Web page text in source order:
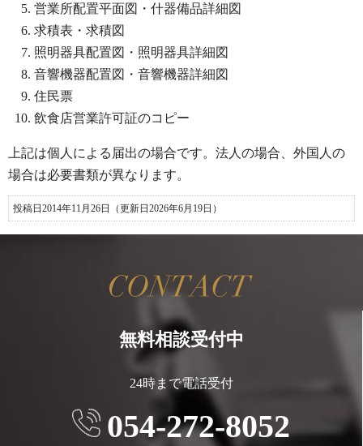
営業所配置平面図・什器備品詳細図
求積表・求積図
照明器具配置図・照明器具詳細図
音響機器配置図・音響機器詳細図
住民票
飲食店営業許可証のコピー
上記は個人による届出の場合です。法人の場合、外国人の
場合は必要書類が異なります。
投稿日2014年11月26日 （更新日2026年6月19日）
無料相談受付中
24時まで電話受付
054-272-8052